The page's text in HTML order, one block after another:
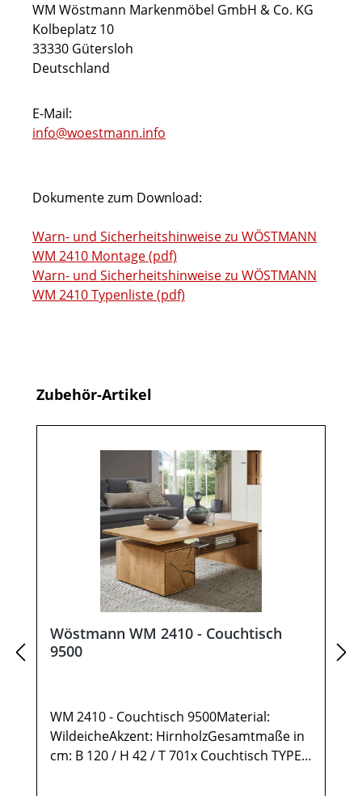
WM Wöstmann Markenmöbel GmbH & Co. KG
Kolbeplatz 10
33330 Gütersloh
Deutschland
E-Mail:
info@woestmann.info
Dokumente zum Download:
Warn- und Sicherheitshinweise zu WÖSTMANN
WM 2410 Montage (pdf)
Warn- und Sicherheitshinweise zu WÖSTMANN
WM 2410 Typenliste (pdf)
Produktgalerie überspringen
Zubehör-Artikel
Wöstmann WM 2410 - Couchtisch
9500
WM 2410 - Couchtisch 9500Material:
WildeicheAkzent: HirnholzGesamtmaße in
cm: B 120 / H 42 / T 701x Couchtisch TYPE